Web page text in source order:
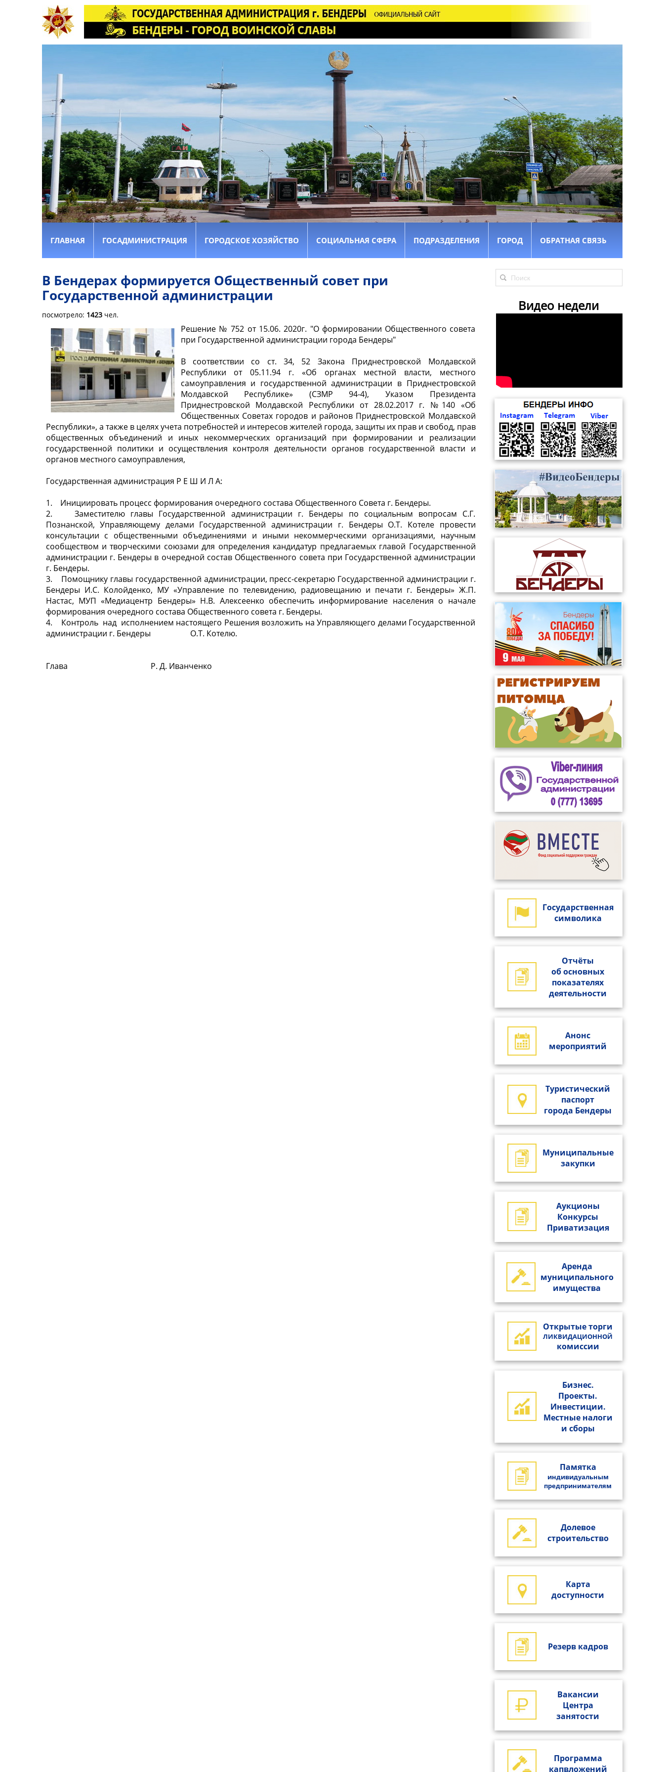
ГЛАВНАЯ ГОСАДМИНИСТРАЦИЯ ГОРОДСКОЕ ХОЗЯЙСТВО СОЦИАЛЬНАЯ СФЕРА ПОДРАЗДЕЛЕНИЯ ГОРОД ОБРАТНАЯ СВЯЗЬ
В Бендерах формируется Общественный совет при
Государственной администрации
посмотрело: 1423чел.
Решение № 752 от 15.06. 2020г. "О формировании Общественного совета
при Государственной администрации города Бендеры"
В соответствии со ст. 34, 52 Закона Приднестровской Молдавской
Республики от 05.11.94 г. «Об органах местной власти, местного
самоуправления и государственной администрации в Приднестровской
Молдавской Республике» (СЗМР 94-4), Указом Президента
Приднестровской Молдавской Республики от 28.02.2017 г. №140 «Об
Общественных Советах городов и районов Приднестровской Молдавской
Республики», а также в целях учета потребностей и интересов жителей города, защиты их прав и свобод, прав
общественных объединений и иных некоммерческих организаций при формировании и реализации
государственной политики и осуществления контроля деятельности органов государственной власти и
органов местного самоуправления,
Государственная администрация Р Е Ш И Л А:
1. Инициировать процесс формирования очередного состава Общественного Совета г. Бендеры.
2. Заместителю главы Государственной администрации г. Бендеры по социальным вопросам С.Г.
Познанской, Управляющему делами Государственной администрации г. Бендеры О.Т. Котеле провести
консультации с общественными объединениями и иными некоммерческими организациями, научным
сообществом и творческими союзами для определения кандидатур предлагаемых главой Государственной
администрации г. Бендеры в очередной состав Общественного совета при Государственной администрации
г. Бендеры.
3. Помощнику главы государственной администрации, пресс-секретарю Государственной администрации г.
Бендеры И.С. Колойденко, МУ «Управление по телевидению, радиовещанию и печати г. Бендеры» Ж.П.
Настас, МУП «Медиацентр Бендеры» Н.В. Алексеенко обеспечить информирование населения о начале
формирования очередного состава Общественного совета г. Бендеры.
4. Контроль над исполнением настоящего Решения возложить на Управляющего делами Государственной
администрации г. Бендеры О.Т. Котелю.
Глава Р. Д. Иванченко
Видео недели
Государственная
символика
Отчёты
об основных
показателях
деятельности
Анонс
мероприятий
Туристический
паспорт
города Бендеры
Муниципальные
закупки
Аукционы
Конкурсы
Приватизация
Аренда
муниципального
имущества
Открытые торги
ЛИКВИДАЦИОННОЙ
комиссии
Бизнес.
Проекты.
Инвестиции.
Местные налоги
и сборы
Памятка
индивидуальным
предпринимателям
Долевое
строительство
Карта
доступности
Резерв кадров
Вакансии
Центра
занятости
Программа
капвложений